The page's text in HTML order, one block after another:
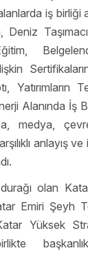
iş birliği
Deniz
Sertifikaların
Yatırımların
Alanında İş
medya,
anlayış
olan
Emiri Şeyh
Yüksek